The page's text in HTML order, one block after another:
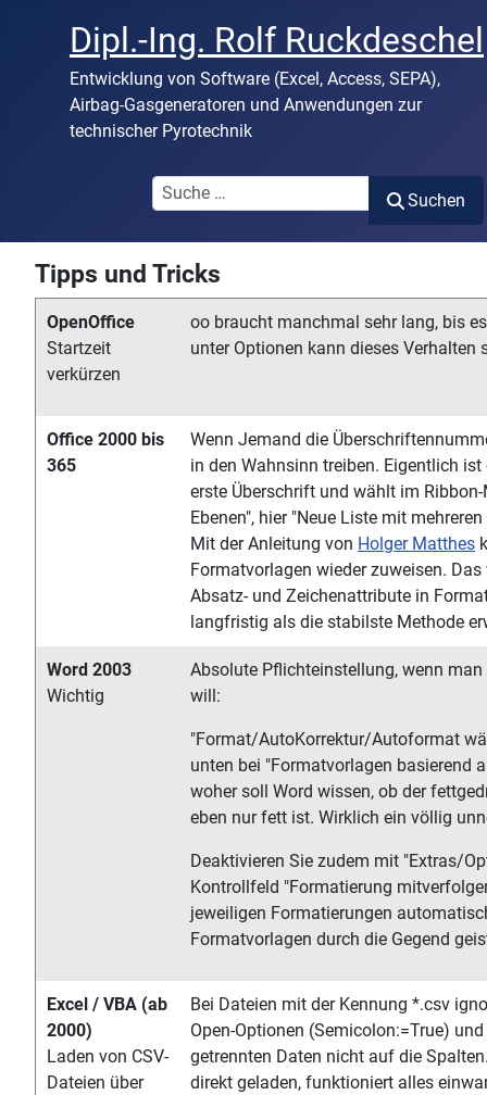
Dipl.-Ing. Rolf Ruckdeschel
Entwicklung von Software (Excel, Access, SEPA),
Airbag-Gasgeneratoren und Anwendungen zur
technischer Pyrotechnik
Suchen
Suchen
Tipps und Tricks
OpenOffice
Startzeit
verkürzen
oo braucht manchmal sehr lang, bis
unter Optionen kann dieses Verhalten
Office 2000 bis
365
Wenn Jemand die
in den Wahnsinn treiben. Eigentlich
erste Überschrift und wählt im
Ebenen", hier "Neue Liste mit
Mit der Anleitung von Holger Matthes
Formatvorlagen wieder zuweisen.
Absatz- und Zeichenattribute in
langfristig als die stabilste Methode
Word 2003
Wichtig
Absolute Pflichteinstellung, wenn
will:
"Format/AutoKorrektur/Autoformat
unten bei "Formatvorlagen basierend
woher soll Word wissen, ob der
eben nur fett ist. Wirklich ein völlig
Deaktivieren Sie zudem mit "Extras/
Kontrollfeld "Formatierung
jeweiligen Formatierungen
Formatvorlagen durch die Gegend
Excel / VBA (ab
2000)
Laden von CSV-
Dateien über
Bei Dateien mit der Kennung *.csv
Open-Optionen (Semicolon:=True)
getrennten Daten nicht auf die
direkt geladen, funktioniert alles